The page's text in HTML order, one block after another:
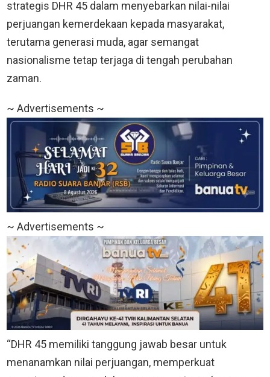
strategis DHR 45 dalam menyebarkan nilai-nilai
perjuangan kemerdekaan kepada masyarakat,
terutama generasi muda, agar semangat
nasionalisme tetap terjaga di tengah perubahan
zaman.
~ Advertisements ~
~ Advertisements ~
“DHR 45 memiliki tanggung jawab besar untuk
menanamkan nilai perjuangan, memperkuat